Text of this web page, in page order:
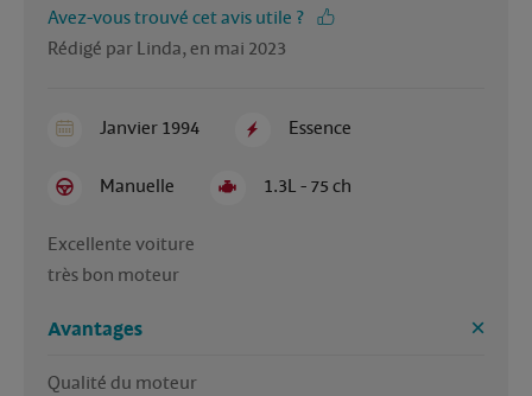
Avez-vous trouvé cet avis utile ?
Rédigé par Linda, en mai 2023
Janvier 1994 Essence
Manuelle 1.3L - 75 ch
Excellente voiture
Avantages
Qualité du moteur